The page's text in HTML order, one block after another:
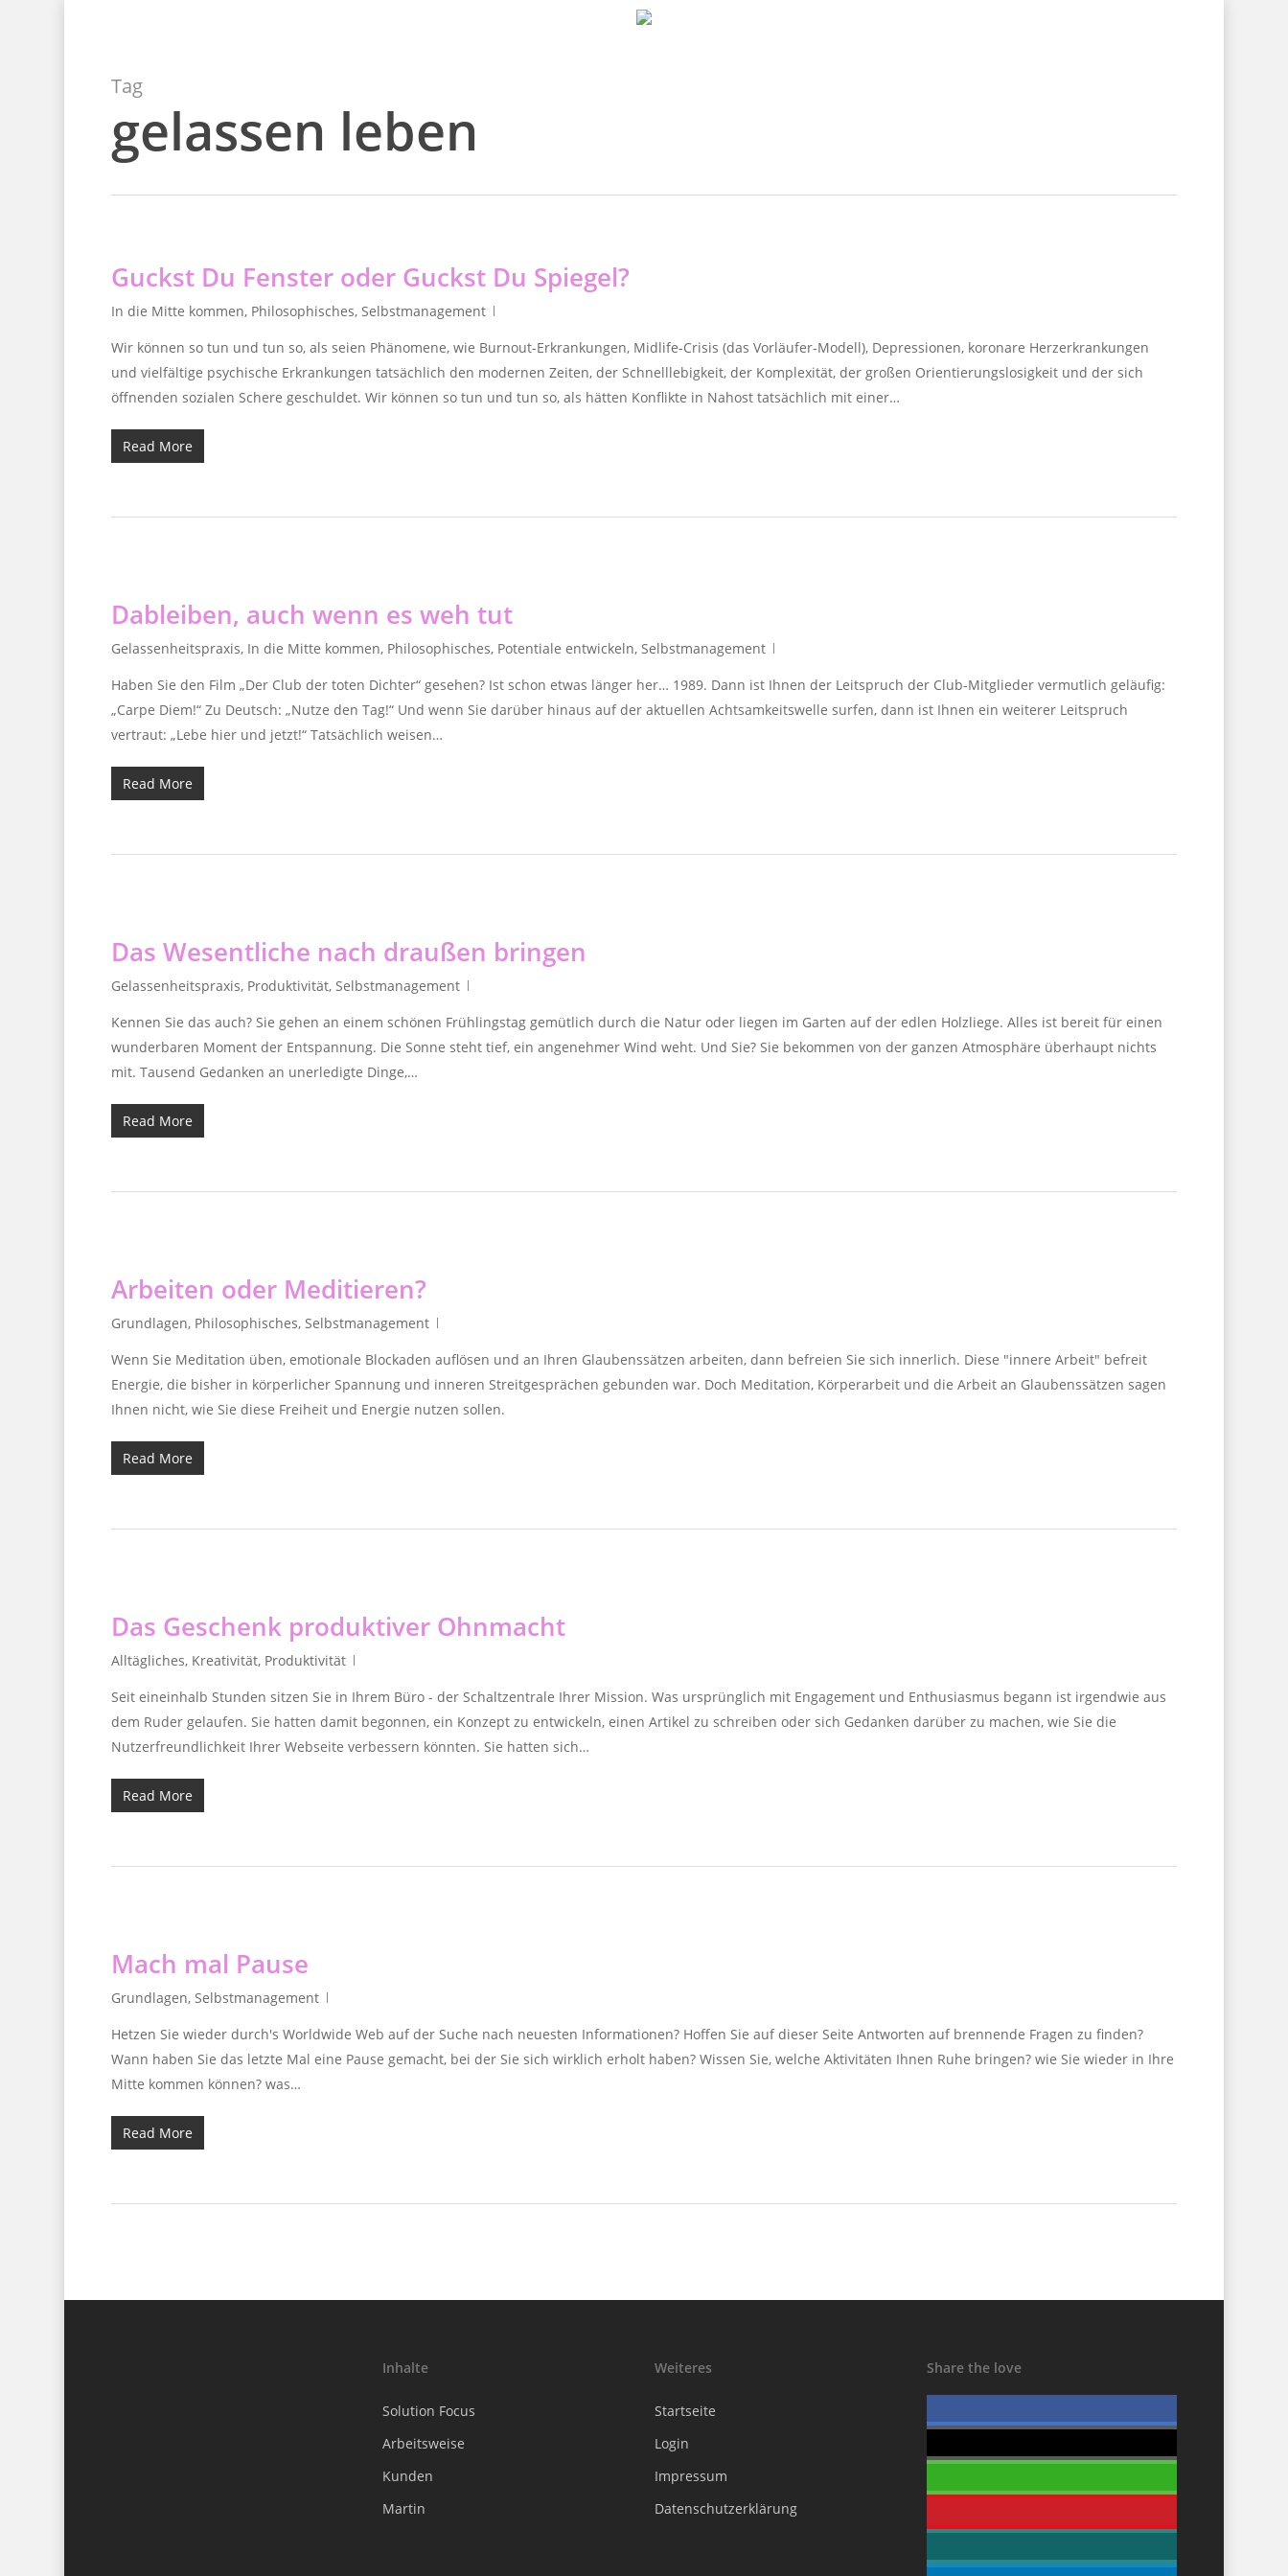
Tag
gelassen leben
Guckst Du Fenster oder Guckst Du Spiegel?
In die Mitte kommen, Philosophisches, Selbstmanagement
Wir können so tun und tun so, als seien Phänomene, wie Burnout-Erkrankungen, Midlife-Crisis (das Vorläufer-Modell), Depressionen, koronare Herzerkrankungen
und vielfältige psychische Erkrankungen tatsächlich den modernen Zeiten, der Schnelllebigkeit, der Komplexität, der großen Orientierungslosigkeit und der sich
öffnenden sozialen Schere geschuldet. Wir können so tun und tun so, als hätten Konflikte in Nahost tatsächlich mit einer…
Read More
Dableiben, auch wenn es weh tut
Gelassenheitspraxis, In die Mitte kommen, Philosophisches, Potentiale entwickeln, Selbstmanagement
Haben Sie den Film „Der Club der toten Dichter“ gesehen? Ist schon etwas länger her… 1989. Dann ist Ihnen der Leitspruch der Club-Mitglieder vermutlich geläufig:
„Carpe Diem!“ Zu Deutsch: „Nutze den Tag!“ Und wenn Sie darüber hinaus auf der aktuellen Achtsamkeitswelle surfen, dann ist Ihnen ein weiterer Leitspruch
vertraut: „Lebe hier und jetzt!“ Tatsächlich weisen…
Read More
Das Wesentliche nach draußen bringen
Gelassenheitspraxis, Produktivität, Selbstmanagement
Kennen Sie das auch? Sie gehen an einem schönen Frühlingstag gemütlich durch die Natur oder liegen im Garten auf der edlen Holzliege. Alles ist bereit für einen
wunderbaren Moment der Entspannung. Die Sonne steht tief, ein angenehmer Wind weht. Und Sie? Sie bekommen von der ganzen Atmosphäre überhaupt nichts
mit. Tausend Gedanken an unerledigte Dinge,…
Read More
Arbeiten oder Meditieren?
Grundlagen, Philosophisches, Selbstmanagement
Wenn Sie Meditation üben, emotionale Blockaden auflösen und an Ihren Glaubenssätzen arbeiten, dann befreien Sie sich innerlich. Diese "innere Arbeit" befreit
Energie, die bisher in körperlicher Spannung und inneren Streitgesprächen gebunden war. Doch Meditation, Körperarbeit und die Arbeit an Glaubenssätzen sagen
Ihnen nicht, wie Sie diese Freiheit und Energie nutzen sollen.
Read More
Das Geschenk produktiver Ohnmacht
Alltägliches, Kreativität, Produktivität
Seit eineinhalb Stunden sitzen Sie in Ihrem Büro - der Schaltzentrale Ihrer Mission. Was ursprünglich mit Engagement und Enthusiasmus begann ist irgendwie aus
dem Ruder gelaufen. Sie hatten damit begonnen, ein Konzept zu entwickeln, einen Artikel zu schreiben oder sich Gedanken darüber zu machen, wie Sie die
Nutzerfreundlichkeit Ihrer Webseite verbessern könnten. Sie hatten sich…
Read More
Mach mal Pause
Grundlagen, Selbstmanagement
Hetzen Sie wieder durch's Worldwide Web auf der Suche nach neuesten Informationen? Hoffen Sie auf dieser Seite Antworten auf brennende Fragen zu finden?
Wann haben Sie das letzte Mal eine Pause gemacht, bei der Sie sich wirklich erholt haben? Wissen Sie, welche Aktivitäten Ihnen Ruhe bringen? wie Sie wieder in Ihre
Mitte kommen können? was…
Read More
Inhalte
Solution Focus
Arbeitsweise
Kunden
Martin
Weiteres
Startseite
Login
Impressum
Datenschutzerklärung
Share the love